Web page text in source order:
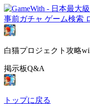
事前ガチャ ゲーム検索
白猫プロジェクト攻略
掲示板Q&A
トップに戻る